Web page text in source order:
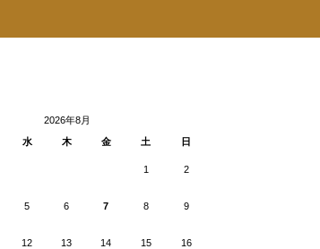
2026年8月
水 木 金 土 日
1 2
5 6 7 8 9
12 13 14 15 16